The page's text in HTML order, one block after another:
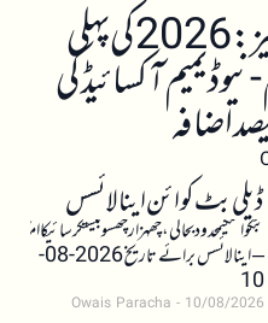
سی آئی ٹی آئی سی سیکیورٹیز: 2026 کی پہلی
آکسائیڈ کی
ڈیلی بٹ کوائن اینالائسس
بٹکوائنکیمحدودبحالی،چھہزارچھسوبیستکرسائیکاامکان
– اینالائسس برائے تاریخ 2026-08-
10
Owais Paracha 10/08/2026